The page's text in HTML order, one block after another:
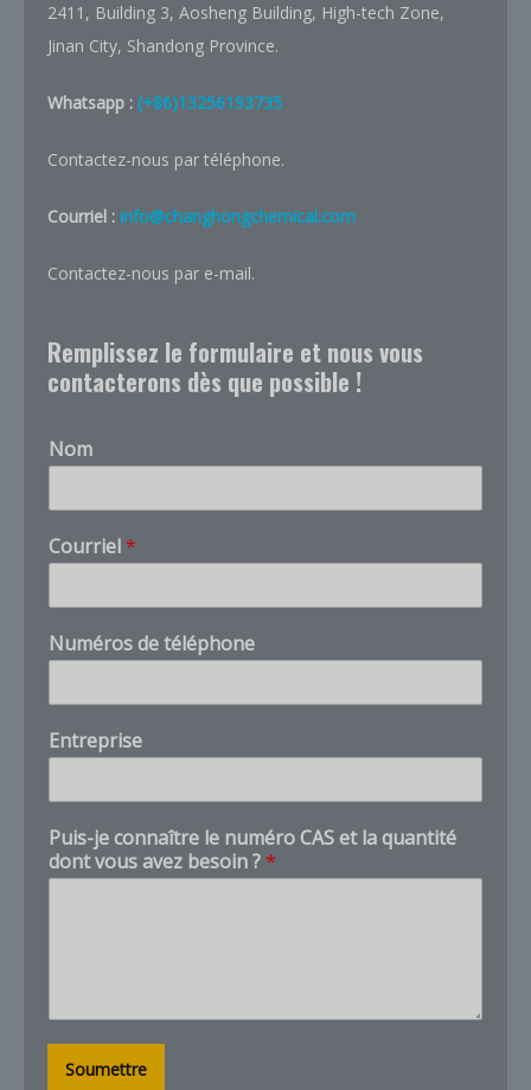
2411, Building 3, Aosheng Building, High-tech Zone,
Jinan City, Shandong Province.
Whatsapp : (+86)13256193735
Contactez-nous par téléphone.
Courriel : info@changhongchemical.com
Contactez-nous par e-mail.
Remplissez le formulaire et nous vous
contacterons dès que possible !
Nom
l
e
u
c
h
o
s
Courriel *
Numéros de téléphone
Entreprise
Puis-je connaître le numéro CAS et la quantité
dont vous avez besoin ? *
Soumettre